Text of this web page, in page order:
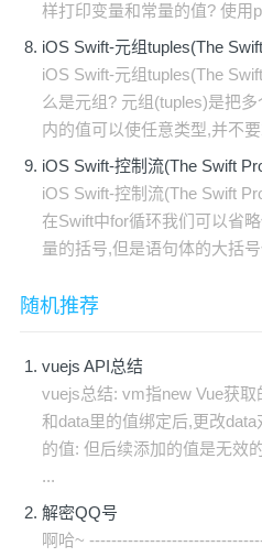
样打印变量和常量的值? 使用
iOS Swift-元组tuples(The
iOS Swift-元组tuples(The
么是元组? 元组(tuples)是把
内的值可以使任意类型,并不
iOS Swift-控制流(The Swift
iOS Swift-控制流(The Swift
在Swift中for循环我们可以省
量的括号,但是语句体的大括
随机推荐
vuejs API总结
vuejs总结: vm指new Vue获
和data里的值绑定后,更改
的值: 但后续添加的值是无效
...
解密QQ号
啊哈~